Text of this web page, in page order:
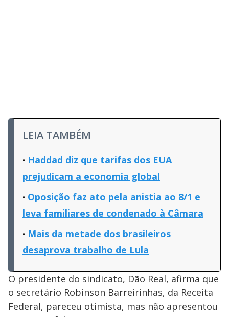
LEIA TAMBÉM
Haddad diz que tarifas dos EUA
prejudicam a economia global
Oposição faz ato pela anistia ao 8/1 e
leva familiares de condenado à Câmara
Mais da metade dos brasileiros
desaprova trabalho de Lula
O presidente do sindicato, Dão Real, afirma que
o secretário Robinson Barreirinhas, da Receita
Federal, pareceu otimista, mas não apresentou